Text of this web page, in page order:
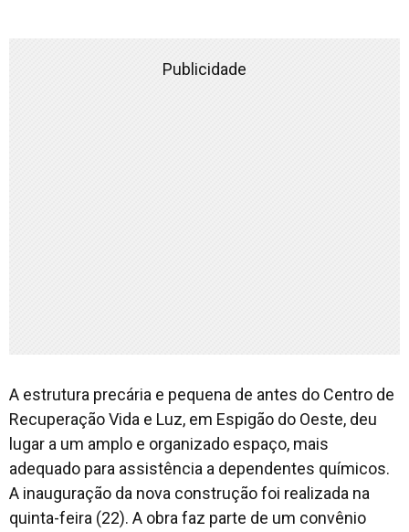
Publicidade
A estrutura precária e pequena de antes do Centro de
Recuperação Vida e Luz, em Espigão do Oeste, deu
lugar a um amplo e organizado espaço, mais
adequado para assistência a dependentes químicos.
A inauguração da nova construção foi realizada na
quinta-feira (22). A obra faz parte de um convênio